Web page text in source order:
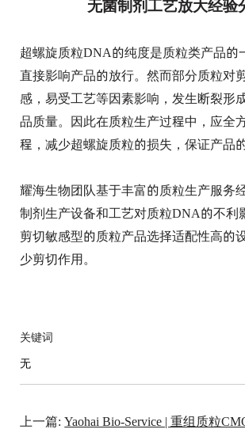
无菌制剂工艺放大经验
超螺旋质粒DNA的纯度是质粒类产品的
直接影响产品的放行。然而部分质粒对
感，易受工艺等因素影响，发生断裂形
品质量。因此在质粒生产过程中，应全
程，减少超螺旋质粒的损失，保证产品
耀海生物团队基于丰富的质粒生产服务
制剂生产设备和工艺对质粒DNA的不利
剪切敏感型的质粒产品选择适配性高的
少剪切作用。
关键词
无
上一篇: Yaohai Bio-Service | 重组质粒CMO纯